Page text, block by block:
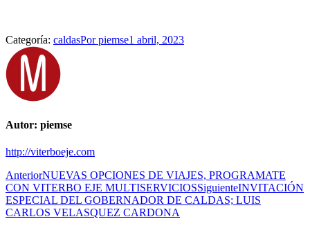
Categoría: caldasPorpiemse1 abril, 2023
Autor: piemse
http://viterboeje.com
Navegación
entre
publicaciones
AnteriorPublicación
anterior:
NUEVAS OPCIONES DE VIAJES, PROGRAMATE
CON VITERBO EJE MULTISERVICIOSSiguientePublicación
siguiente:
INVITACIÓN
ESPECIAL DEL GOBERNADOR DE CALDAS; LUIS
CARLOS VELASQUEZ CARDONA